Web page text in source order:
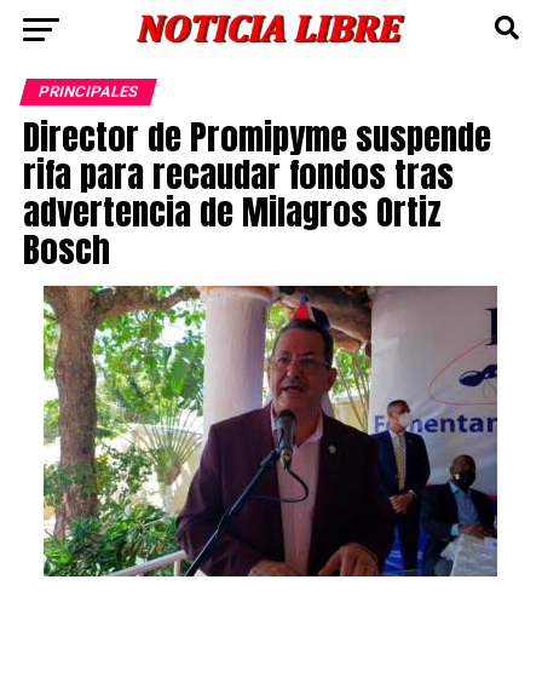
PRINCIPALES
Director de Promipyme suspende
rifa para recaudar fondos tras
advertencia de Milagros Ortiz
Bosch